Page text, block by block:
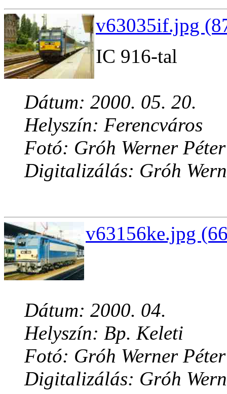
v63035if.jpg
IC 916-tal
Dátum: 2000. 05. 20.
Helyszín: Ferencváros
Fotó: Gróh Werner Péter
Digitalizálás: Gróh
v63156ke.jpg
Dátum: 2000. 04.
Helyszín: Bp. Keleti
Fotó: Gróh Werner Péter
Digitalizálás: Gróh